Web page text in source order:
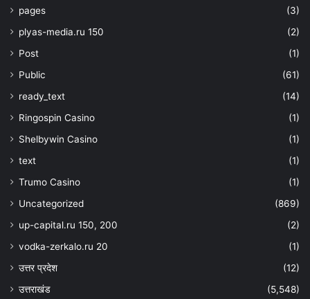
pages
(3)
plyas-media.ru 150
(2)
Post
(1)
Public
(61)
ready_text
(14)
Ringospin Casino
(1)
Shelbywin Casino
(1)
text
(1)
Trumo Casino
(1)
Uncategorized
(869)
up-capital.ru 150, 200
(2)
vodka-zerkalo.ru 20
(1)
उत्तर प्रदेश
(12)
उत्तराखंड
(5,548)